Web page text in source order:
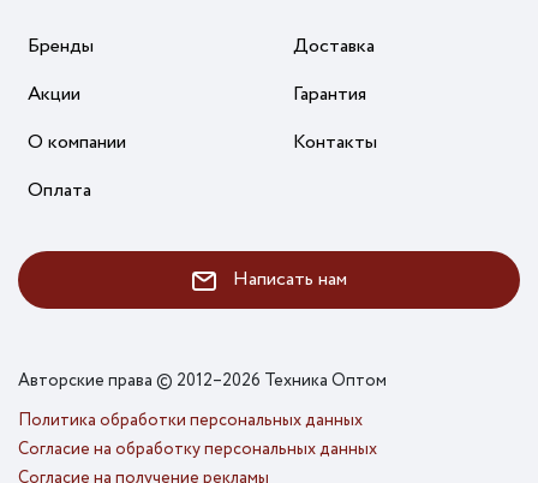
Бренды
Акции
О компании
Оплата
Доставка
Гарантия
Контакты
Написать нам
Авторские права © 2012–2026 Техника Оптом
Политика обработки персональных данных
Согласие на обработку персональных данных